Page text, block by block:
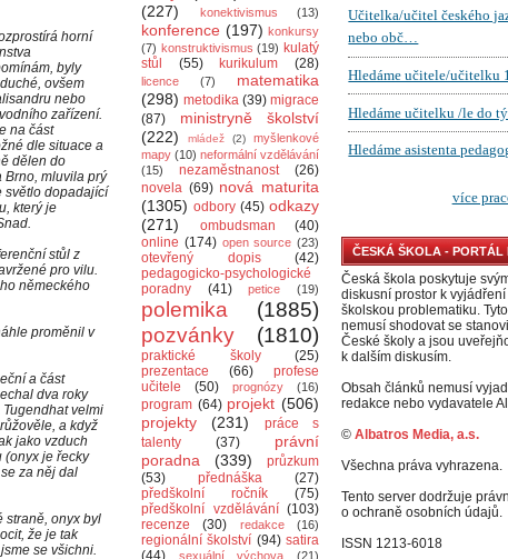
horní
byly
ovšem
nebo
zařízení.
na část
dle situace a
dělen do
Brno, mluvila prý
světlo dopadající
který je
stůl z
pro vilu.
německého
proměnil v
a část
dva roky
velmi
a když
jako vzduch
(onyx je řecky
za něj dal
straně, onyx byl
že je tak
se všichni.
(227)
konektivismus (13)
konference (197) konkursy
(7) konstruktivismus (19) kulatý
stůl
(55) kurikulum (28)
licence (7)
matematika
(298) metodika (39) migrace
(87)
ministryně školství
(222)
mládež (2)
myšlenkové
mapy (10) neformální vzdělávání
(15)
nezaměstnanost
(26)
novela (69) nová maturita
(1305) odbory (45) odkazy
(271)
ombudsman
(40)
online (174) open source (23)
otevřený dopis
(42)
pedagogicko-psychologické
poradny
(41) petice (19)
polemika
(1885)
pozvánky
(1810)
praktické školy
(25)
prezentace
(66)
profese
učitele
(50) prognózy (16)
program (64) projekt (506)
projekty
(231)
práce s
talenty
(37)
právní
poradna
(339)
průzkum
(53)
přednáška
(27)
předškolní ročník
(75)
předškolní vzdělávání (103)
recenze
(30) redakce (16)
regionální školství (94) satira
(44)
sexuální výchova (21)
ČESKÁ ŠKOLA - PORTÁL
Česká škola poskytuje
diskusní prostor k
školskou problematiku.
nemusí shodovat se
České školy a jsou
k dalším diskusím.
Obsah článků nemusí
redakce nebo vydavatele
© Albatros Media, a.s.
Všechna práva vyhrazena.
Tento server dodržuje
o ochraně osobních údajů.
ISSN 1213-6018